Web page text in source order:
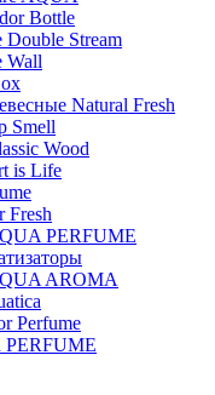
Bottle
Stream
Wall
Natural Fresh
Smell
Wood
is Life
Fresh
PERFUME
AROMA
Perfume